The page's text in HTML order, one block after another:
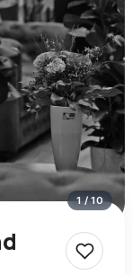
1/10